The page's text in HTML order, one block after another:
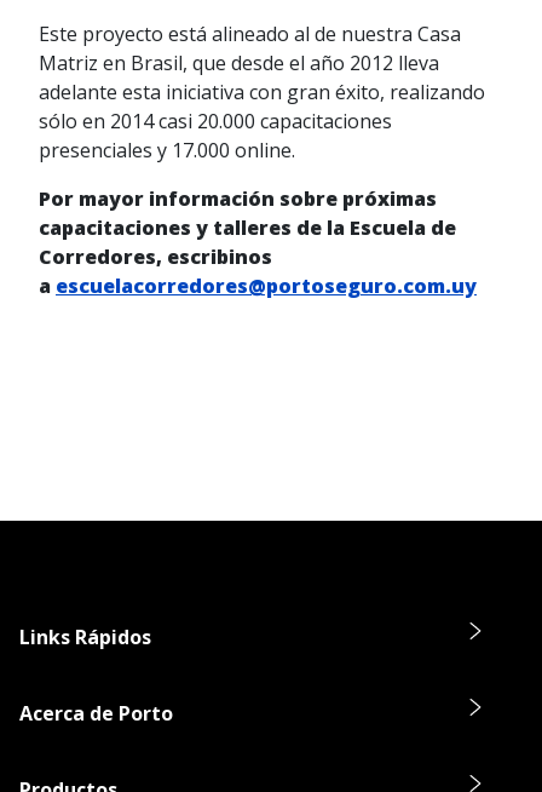
Este proyecto está alineado al de nuestra Casa
Matriz en Brasil, que desde el año 2012 lleva
adelante esta iniciativa con gran éxito, realizando
sólo en 2014 casi 20.000 capacitaciones
presenciales y 17.000 online.
Por mayor información sobre próximas
capacitaciones y talleres de la Escuela de
Corredores, escribinos
a escuelacorredores@portoseguro.com.uy
Links Rápidos
Acerca de Porto